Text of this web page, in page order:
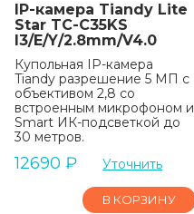
IP-камера Tiandy Lite
Star TC-C35KS
I3/E/Y/2.8mm/V4.0
Купольная IP-камера
Tiandy разрешение 5 МП с
объективом 2,8 со
встроенным микрофоном и
Smart ИК-подсветкой до
30 метров.
12690 ₽ Уточнить
В КОРЗИНУ